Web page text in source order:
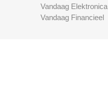
Vandaag Elektronica
Vandaag Financieel